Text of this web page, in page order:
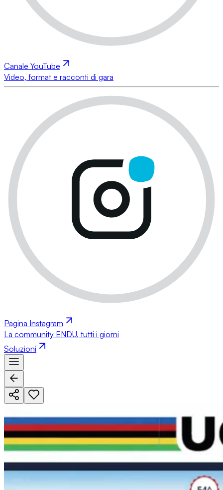
Canale YouTube
Video, format e racconti di gara
Pagina Instagram
La community ENDU, tutti i giorni
Soluzioni